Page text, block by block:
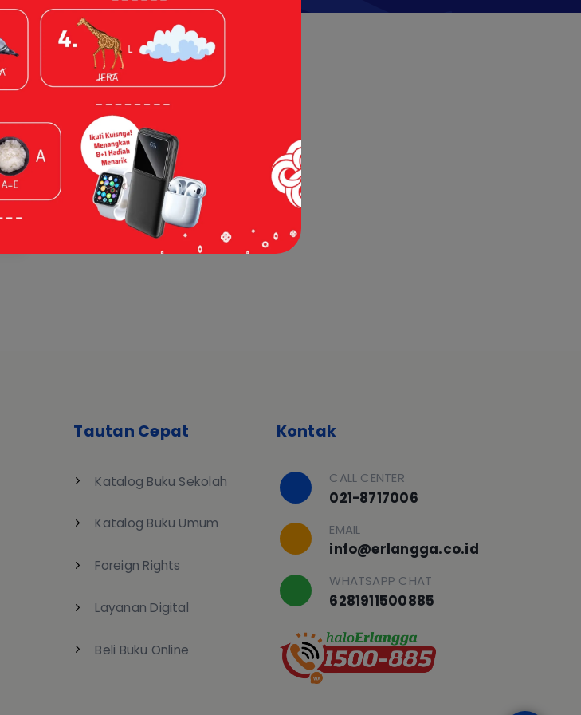
Tautan Cepat
Katalog Buku Sekolah
Katalog Buku Umum
Foreign Rights
Layanan Digital
Beli Buku Online
Kontak
CALL CENTER
021-8717006
EMAIL
info@erlangga.co.id
WHATSAPP CHAT
6281911500885